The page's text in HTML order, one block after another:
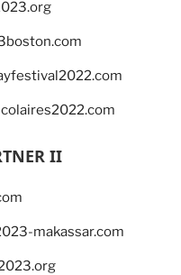
II
makassar.com